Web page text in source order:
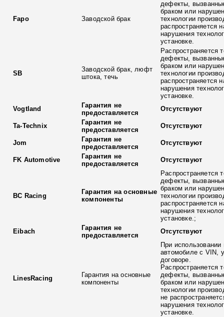
Fapo Заводской брак
дефекты,
браком или
технологии
распространяется
нарушения
установке.
SB
Заводской брак, люфт
штока, течь
Распространяется
дефекты,
браком или
технологии
распространяется
нарушения
установке.
Vogtland
Гарантия не
предоставляется
Отсутствуют
Ta-Technix
Гарантия не
предоставляется
Отсутствуют
Jom
Гарантия не
предоставляется
Отсутствуют
FK Automotive
Гарантия не
предоставляется
Отсутствуют
BC Racing
Гарантия на основные
компоненты
Распространяется
дефекты,
браком или
технологии
распространяется
нарушения
установке.;
Eibach
Гарантия не
предоставляется
Отсутствуют
LinesRacing
Гарантия на основные
компоненты
При использовании
автомобиле с VIN,
договоре.
Распространяется
дефекты,
браком или
технологии
не
нарушения
установке.